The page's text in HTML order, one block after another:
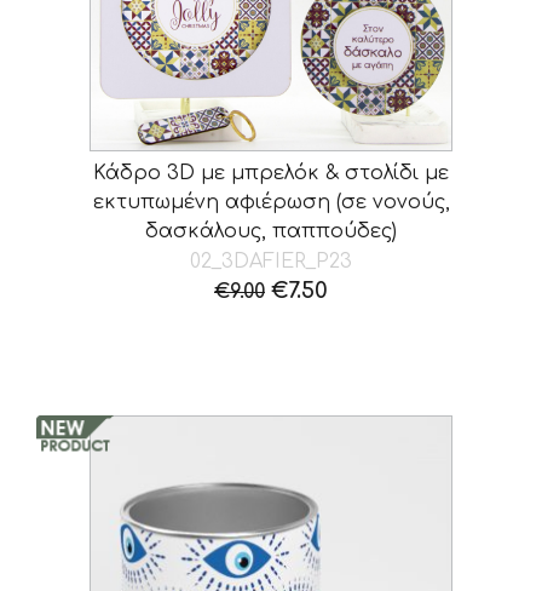
Κάδρο 3D με μπρελόκ & στολίδι με
εκτυπωμένη αφιέρωση (σε νονούς,
δασκάλους, παππούδες)
02_3DAFIER_P23
€9.00 Original
€7.50